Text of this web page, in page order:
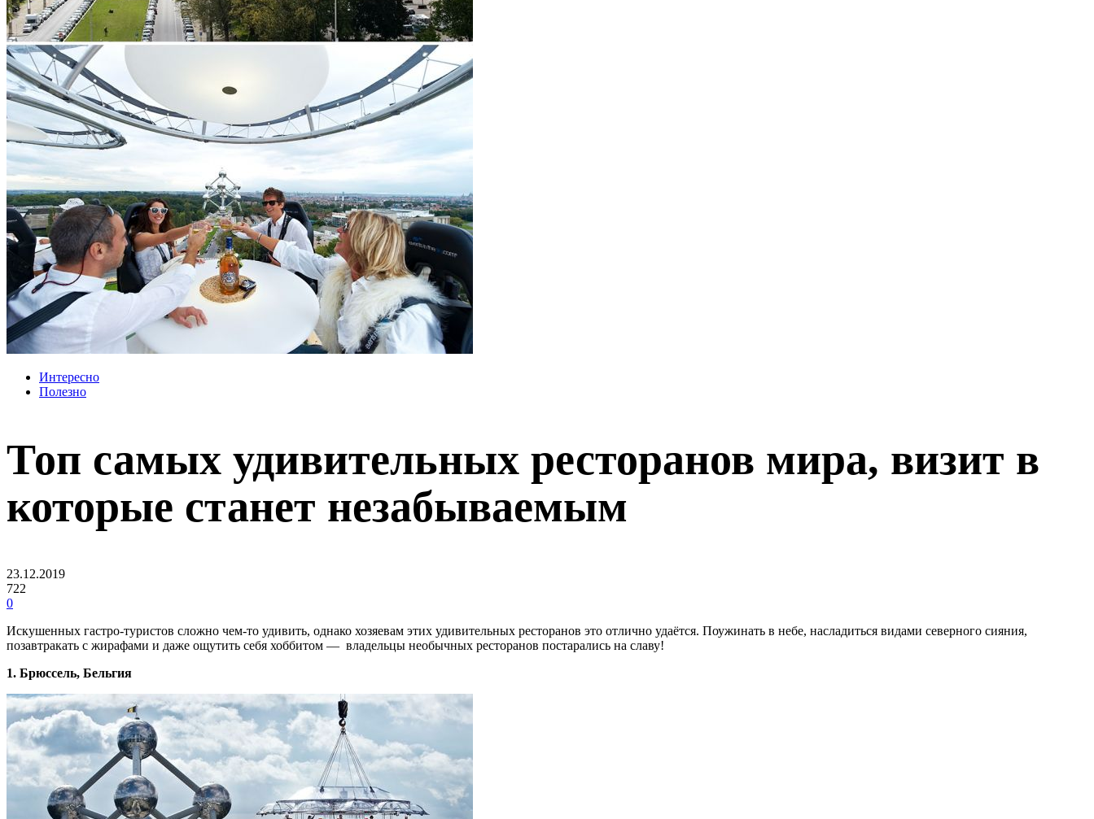
Интересно
Полезно
Топ самых удивительных ресторанов мира, визит в
которые станет незабываемым
23.12.2019
722
0
Искушенных гастро-туристов сложно чем-то удивить, однако хозяевам этих удивительных ресторанов это отлично удаётся. Поужинать в небе, насладиться видами северного сияния,
позавтракать с жирафами и даже ощутить себя хоббитом — владельцы необычных ресторанов постарались на славу!
1. Брюссель, Бельгия